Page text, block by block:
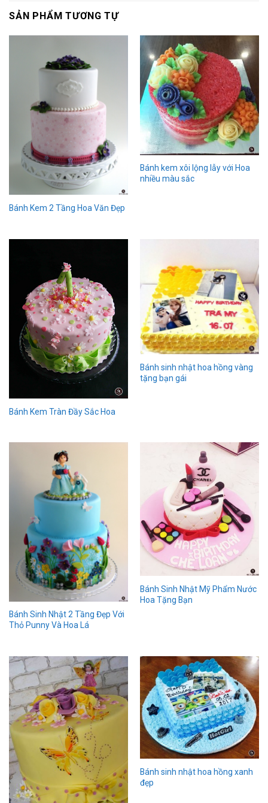
SẢN PHẨM TƯƠNG TỰ
Bánh Kem 2 Tầng Hoa Văn Đẹp
Bánh kem xôi lộng lẫy với Hoa
nhiều màu sắc
Bánh Kem Tràn Đầy Sắc Hoa
Bánh sinh nhật hoa hồng vàng
tặng bạn gái
Bánh Sinh Nhật 2 Tầng Đẹp Với
Thỏ Punny Và Hoa Lá
Bánh Sinh Nhật Mỹ Phẩm Nước
Hoa Tặng Bạn
Bánh sinh nhật hoa hồng xanh
đẹp